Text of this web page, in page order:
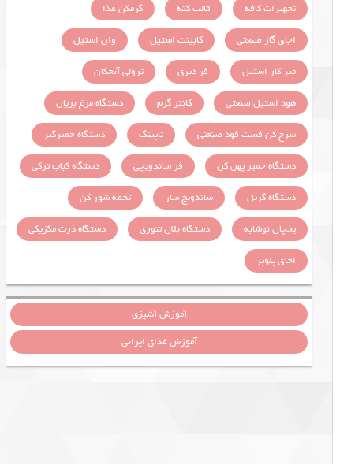
تجهیزات کافه
قالب کته
گرمکن غذا
اجاق گاز صنعتی
کابینت استیل
وان استیل
میز کار استیل
فر دیزی
ترولی آبچکان
هود استیل صنعتی
کانتر گرم
دستگاه مرغ بریان
سرخ کن فست فود صنعتی
تاپینگ
دستگاه خمیرگیر
دستگاه خمیر پهن کن
فر ساندویچی
دستگاه کباب ترکی
دستگاه گریل
ساندویچ ساز
تخمه شور کن
یخچال نوشابه
دستگاه بلال تنوری
دستگاه ذرت مکزیکی
اجاق پلوپز
آموزش آشپزی
آموزش غذای ایرانی